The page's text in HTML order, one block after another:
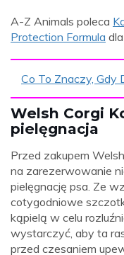
A-Z Animals poleca
Protection Formula
Co To Znaczy, Gdy
Welsh Corgi
pielęgnacja
Przed zakupem
na zarezerwowanie
pielęgnację psa. Ze
cotygodniowe
kąpielą w celu
wystarczyć, aby ta
przed czesaniem